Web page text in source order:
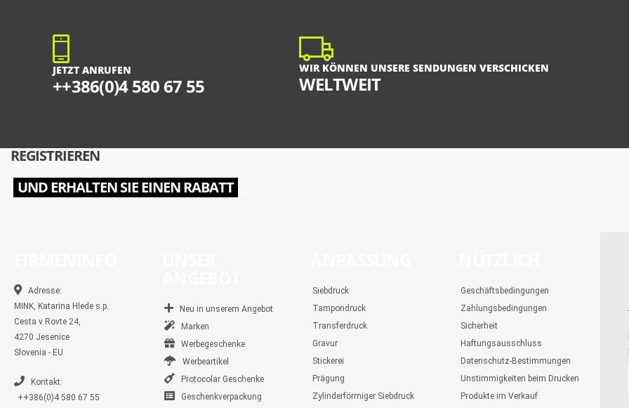
JETZT ANRUFEN
++386(0)4 580 67 55
WIR KÖNNEN UNSERE SENDUNGEN VERSCHICKEN
WELTWEIT
REGISTRIEREN
UND ERHALTEN SIE EINEN RABATT
Adresse:
MINK, Katarina Hlede s.p.
Cesta v Rovte 24,
4270 Jesenice
Slovenia - EU
Kontakt:
++386(0)4 580 67 55
Neu in unserem Angebot
Marken
Werbegeschenke
Werbeartikel
Protocolar Geschenke
Geschenkverpackung
Siebdruck
Tampondruck
Transferdruck
Gravur
Stickerei
Prägung
Zylinderförmiger Siebdruck
Geschäftsbedingungen
Zahlungsbedingungen
Sicherheit
Haftungsausschluss
Datenschutz-Bestimmungen
Unstimmigkeiten beim Drucken
Produkte im Verkauf